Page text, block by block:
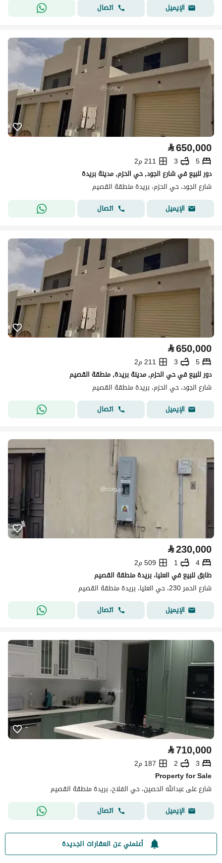
الإيميل
اتصال
⃁650,000
5
3
211 م2
دور للبيع في شارع الجود, حي الحزم, مدينة بريدة
شارع الجود، حي الحزم، بريدة منطقة القصيم
الإيميل
اتصال
⃁650,000
5
3
211 م2
دور للبيع في حي الحزم, مدينة بريدة, منطقة القصيم
شارع الجود، حي الحزم، بريدة منطقة القصيم
الإيميل
اتصال
⃁230,000
4
1
509 م2
طابق للبيع في العليا، بريدة منطقة القصيم
شارع الحمر 230، حي العليا، بريدة منطقة القصيم
الإيميل
اتصال
⃁710,000
3
2
187 م2
Property for Sale
شارع على عبدالله الحصين، حي الفلاح، بريدة منطقة القصيم
الإيميل
اتصال
أعلمني عن العقارات الجديدة